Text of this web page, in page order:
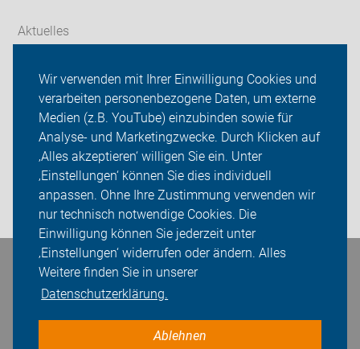
Wir verwenden mit Ihrer Einwilligung Cookies und
verarbeiten personenbezogene Daten, um externe
Medien (z.B. YouTube) einzubinden sowie für
Analyse- und Marketingzwecke. Durch Klicken auf
‚Alles akzeptieren‘ willigen Sie ein. Unter
‚Einstellungen‘ können Sie dies individuell
anpassen. Ohne Ihre Zustimmung verwenden wir
nur technisch notwendige Cookies. Die
Einwilligung können Sie jederzeit unter
‚Einstellungen‘ widerrufen oder ändern. Alles
Weitere finden Sie in unserer
Datenschutzerklärung.
Ablehnen
Aktuelles
ADFC Potsdam
Sei dabei
Presse
Login
Bleiben Sie in Kontakt